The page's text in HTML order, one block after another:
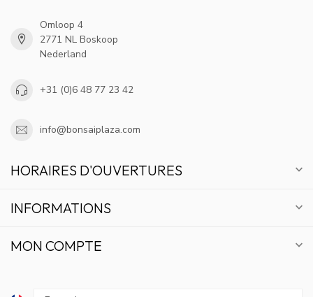
Omloop 4
2771 NL Boskoop
Nederland
+31 (0)6 48 77 23 42
info@bonsaiplaza.com
HORAIRES D'OUVERTURES
INFORMATIONS
MON COMPTE